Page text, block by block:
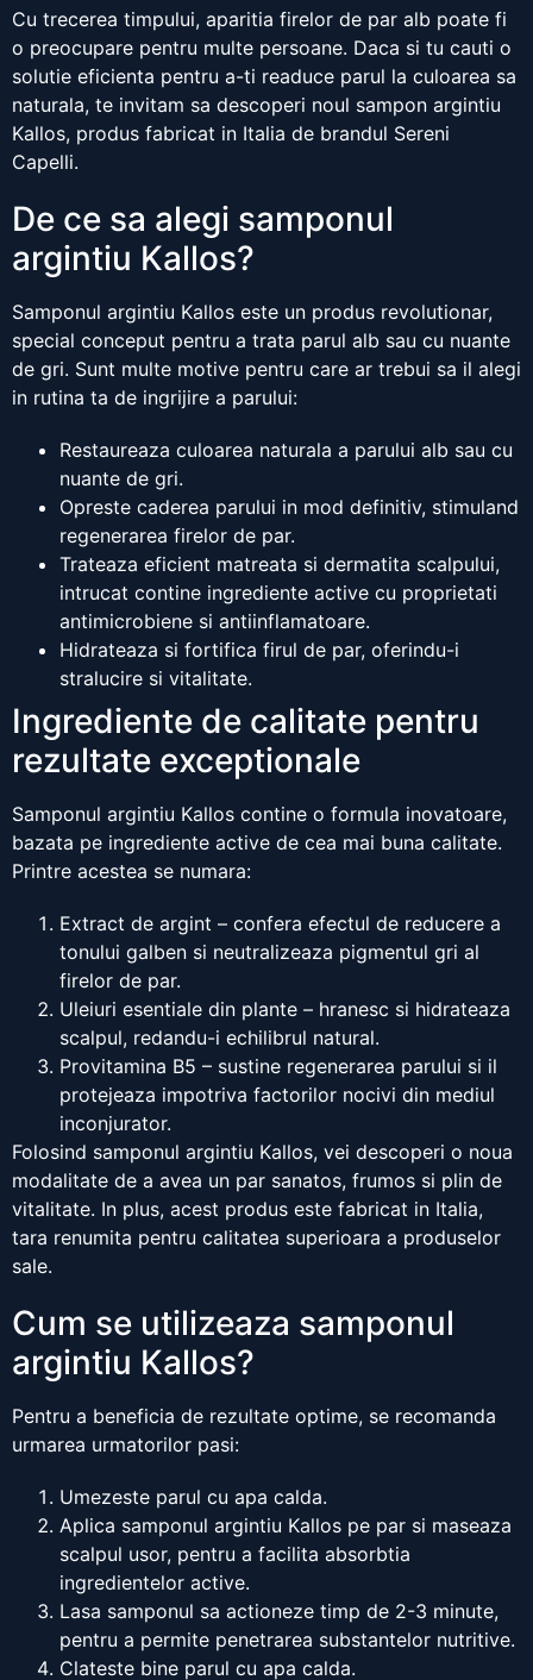
Cu trecerea timpului, aparitia firelor de par alb poate fi
o preocupare pentru multe persoane. Daca si tu cauti o
solutie eficienta pentru a-ti readuce parul la culoarea sa
naturala, te invitam sa descoperi noul sampon argintiu
Kallos, produs fabricat in Italia de brandul Sereni
Capelli.
De ce sa alegi samponul
argintiu Kallos?
Samponul argintiu Kallos este un produs revolutionar,
special conceput pentru a trata parul alb sau cu nuante
de gri. Sunt multe motive pentru care ar trebui sa il alegi
in rutina ta de ingrijire a parului:
Restaureaza culoarea naturala a parului alb sau cu
nuante de gri.
Opreste caderea parului in mod definitiv, stimuland
regenerarea firelor de par.
Trateaza eficient matreata si dermatita scalpului,
intrucat contine ingrediente active cu proprietati
antimicrobiene si antiinflamatoare.
Hidrateaza si fortifica firul de par, oferindu-i
stralucire si vitalitate.
Ingrediente de calitate pentru
rezultate exceptionale
Samponul argintiu Kallos contine o formula inovatoare,
bazata pe ingrediente active de cea mai buna calitate.
Printre acestea se numara:
Extract de argint – confera efectul de reducere a
tonului galben si neutralizeaza pigmentul gri al
firelor de par.
Uleiuri esentiale din plante – hranesc si hidrateaza
scalpul, redandu-i echilibrul natural.
Provitamina B5 – sustine regenerarea parului si il
protejeaza impotriva factorilor nocivi din mediul
inconjurator.
Folosind samponul argintiu Kallos, vei descoperi o noua
modalitate de a avea un par sanatos, frumos si plin de
vitalitate. In plus, acest produs este fabricat in Italia,
tara renumita pentru calitatea superioara a produselor
sale.
Cum se utilizeaza samponul
argintiu Kallos?
Pentru a beneficia de rezultate optime, se recomanda
urmarea urmatorilor pasi:
Umezeste parul cu apa calda.
Aplica samponul argintiu Kallos pe par si maseaza
scalpul usor, pentru a facilita absorbtia
ingredientelor active.
Lasa samponul sa actioneze timp de 2-3 minute,
pentru a permite penetrarea substantelor nutritive.
Clateste bine parul cu apa calda.